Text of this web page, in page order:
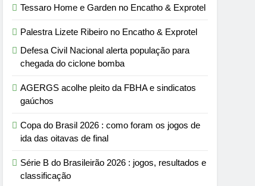
Tessaro Home e Garden no Encatho & Exprotel
Palestra Lizete Ribeiro no Encatho & Exprotel
Defesa Civil Nacional alerta população para
chegada do ciclone bomba
AGERGS acolhe pleito da FBHA e sindicatos
gaúchos
Copa do Brasil 2026 : como foram os jogos de
ida das oitavas de final
Série B do Brasileirão 2026 : jogos, resultados e
classificação